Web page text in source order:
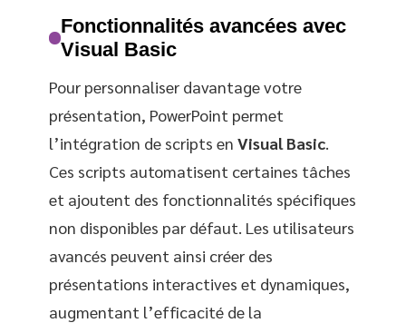
Fonctionnalités avancées avec
Visual Basic
Pour personnaliser davantage votre
présentation, PowerPoint permet
l’intégration de scripts en Visual Basic.
Ces scripts automatisent certaines tâches
et ajoutent des fonctionnalités spécifiques
non disponibles par défaut. Les utilisateurs
avancés peuvent ainsi créer des
présentations interactives et dynamiques,
augmentant l’efficacité de la